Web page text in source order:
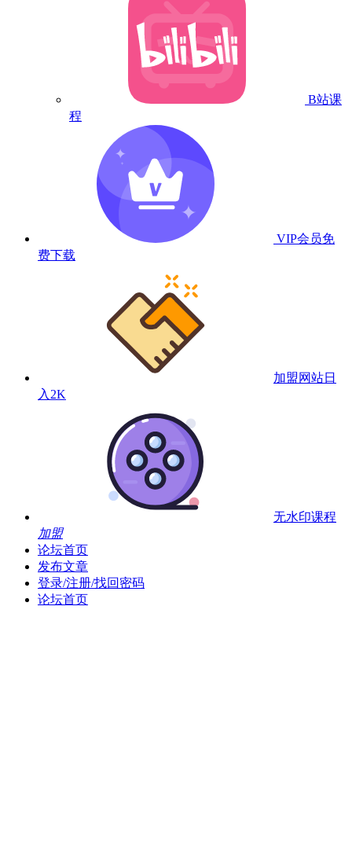
B站课
程
VIP会员免
费下载
加盟网站日
入2K
无水印课程
加盟
论坛首页
发布文章
登录/注册/找回密码
论坛首页